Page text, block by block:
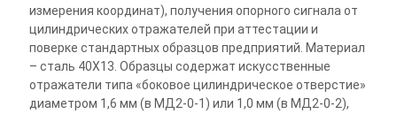
измерения координат), получения опорного сигнала от
цилиндрических отражателей при аттестации и
поверке стандартных образцов предприятий. Материал
– сталь 40Х13. Образцы содержат искусственные
отражатели типа «боковое цилиндрическое отверстие»
диаметром 1,6 мм (в МД2-0-1) или 1,0 мм (в МД2-0-2),